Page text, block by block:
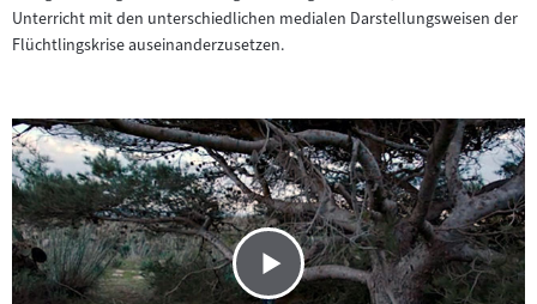
Unterricht mit den unterschiedlichen medialen Darstellungsweisen der
Flüchtlingskrise auseinanderzusetzen.